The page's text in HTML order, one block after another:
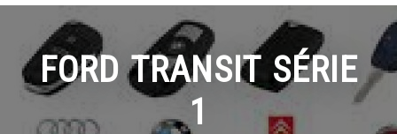
FORD TRANSIT SÉRIE
1